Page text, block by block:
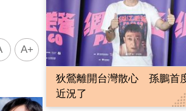
A+
狄鶯離開台灣散心 孫鵬首
近況了